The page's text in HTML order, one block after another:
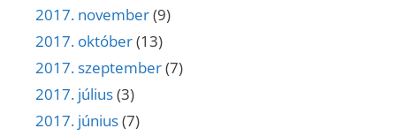
2017. november(9)
2017. október(13)
2017. szeptember(7)
2017. július(3)
2017. június(7)